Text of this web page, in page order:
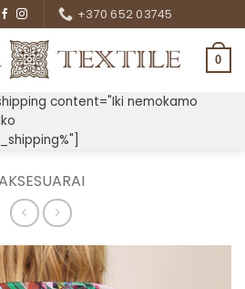
+370 652 03745
0
content="Iki nemokamo